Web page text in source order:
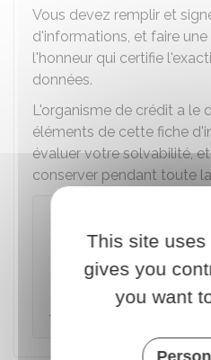
Vous devez remplir et
d'informations, et faire
l'honneur qui certifie
données.
L'organisme de crédit a le
éléments de cette fiche
évaluer votre solvabilité,
conserver pendant toute
Si le montant du crédit
000 €, vous devez
documents justificatifs
justificatif de domicile,
This site
gives you
you want